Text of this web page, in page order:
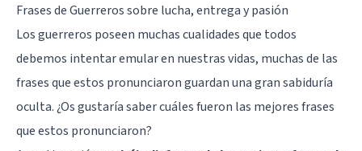
Frases de Guerreros sobre lucha, entrega y pasión
Los guerreros poseen muchas cualidades que todos
debemos intentar emular en nuestras vidas, muchas de las
frases que estos pronunciaron guardan una gran sabiduría
oculta. ¿Os gustaría saber cuáles fueron las mejores frases
que estos pronunciaron?